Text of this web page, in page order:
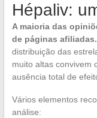
Hépaliv:
A maioria das
de páginas afiliadas.
distribuição das
muito altas convivem
ausência total de
Vários elementos
análise: